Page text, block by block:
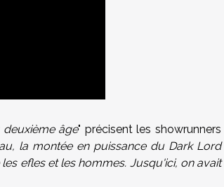
âge" précisent les showrunners
la montée en puissance du Dark Lord
efles et les hommes. Jusqu'ici, on avait